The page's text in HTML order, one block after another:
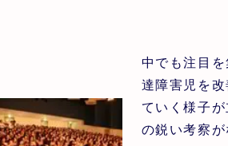
中でも注目
達障害児を
ていく様子
の鋭い考察が